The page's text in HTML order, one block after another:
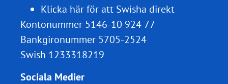
Klicka här för att Swisha direkt
Kontonummer 5146-10 924 77
Bankgironummer 5705-2524
Swish 1233318219
Sociala Medier